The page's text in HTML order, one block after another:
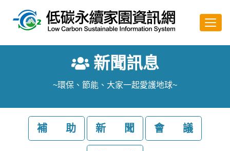
新聞訊息
~環保、節能、大家一起愛護地球~
補 助 新 聞 會 議